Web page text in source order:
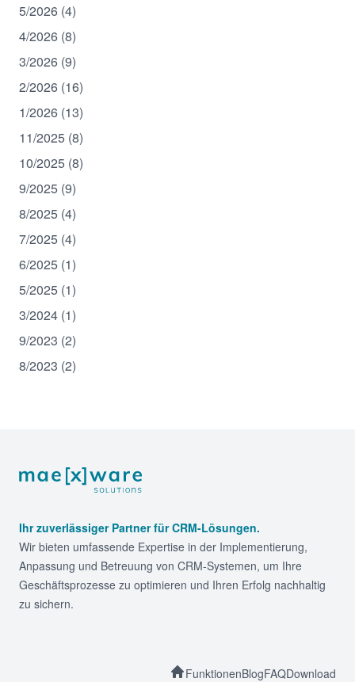
5/2026 (4)
4/2026 (8)
3/2026 (9)
2/2026 (16)
1/2026 (13)
11/2025 (8)
10/2025 (8)
9/2025 (9)
8/2025 (4)
7/2025 (4)
6/2025 (1)
5/2025 (1)
3/2024 (1)
9/2023 (2)
8/2023 (2)
Footer
Ihr zuverlässiger Partner für CRM-Lösungen.
Wir bieten umfassende Expertise in der Implementierung,
Anpassung und Betreuung von CRM-Systemen, um Ihre
Geschäftsprozesse zu optimieren und Ihren Erfolg nachhaltig
zu sichern.
FunktionenBlogFAQDownload